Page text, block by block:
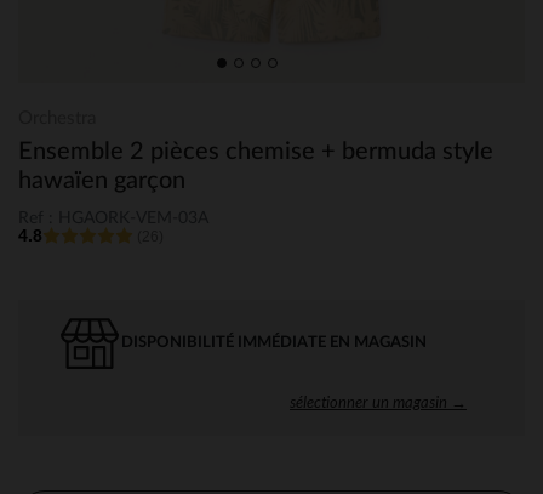
Ensemble 2 pièces chemise + bermuda style
hawaïen garçon
4.8
DISPONIBILITÉ IMMÉDIATE EN MAGASIN
sélectionner un magasin →